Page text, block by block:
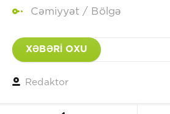
Cəmiyyət / Bölgə
XƏBƏRİ OXU
Redaktor